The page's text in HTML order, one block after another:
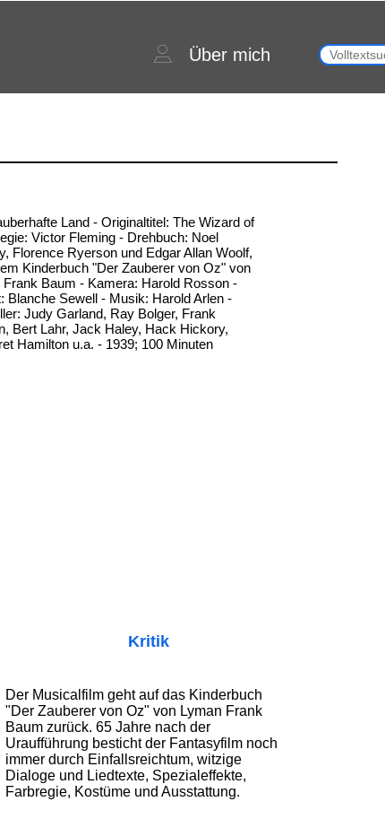
Über mich
Land - Originaltitel: The Wizard of
Victor Fleming - Drehbuch: Noel
Florence Ryerson und Edgar Allan Woolf,
Kinderbuch "Der Zauberer von Oz" von
Frank Baum - Kamera: Harold Rosson -
Blanche Sewell - Musik: Harold Arlen -
Judy Garland, Ray Bolger, Frank
Bert Lahr, Jack Haley, Hack Hickory,
Hamilton u.a. - 1939; 100 Minuten
Kritik
Der Musicalfilm geht auf das Kinderbuch
"Der Zauberer von Oz" von Lyman Frank
Baum zurück. 65 Jahre nach der
Uraufführung besticht der Fantasyfilm noch
immer durch Einfallsreichtum, witzige
Dialoge und Liedtexte, Spezialeffekte,
Farbregie, Kostüme und Ausstattung.